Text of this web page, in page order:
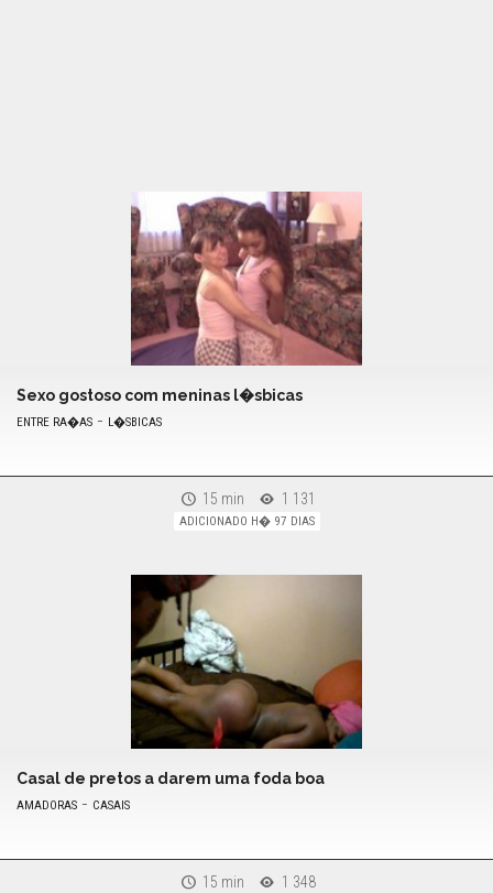
Sexo gostoso com meninas l�sbicas
ENTRE RA�AS - L�SBICAS
15 min 1 131
ADICIONADO H� 97 DIAS
Casal de pretos a darem uma foda boa
AMADORAS - CASAIS
15 min 1 348